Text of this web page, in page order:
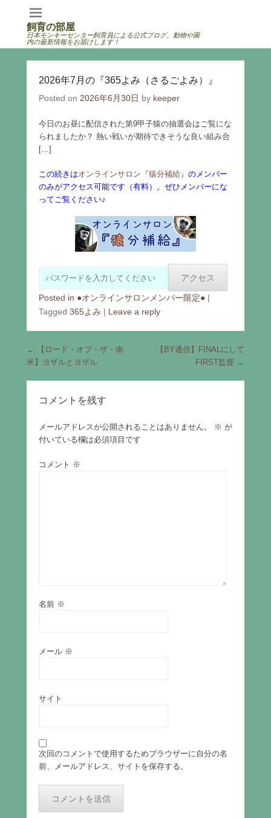
飼育の部屋
日本モンキーセンター飼育員による公式ブログ。動物や園
内の最新情報をお届けします！
2026年7月の『365よみ（さるごよみ）』
Posted on 2026年6月30日 by keeper
今日のお昼に配信された第9甲子猿の抽選会はご覧にな
られましたか？ 熱い戦いが期待できそうな良い組み合
[…]
この続きはオンラインサロン『猿分補給』 のメンバー
のみがアクセス可能です（有料）。ぜひメンバーにな
ってご覧ください♪
Posted in ●オンラインサロンメンバー限定● |
Tagged 365よみ | Leave a reply
Post navigation
←
【ロード・オブ・ザ・南
米】ヨザルとヨザル
【BY通信】FINALにして
FIRST監督 →
コメントを残す
メールアドレスが公開されることはありません。 ※ が
付いている欄は必須項目です
コメント ※
名前 ※
メール ※
サイト
次回のコメントで使用するためブラウザーに自分の名
前、メールアドレス、サイトを保存する。